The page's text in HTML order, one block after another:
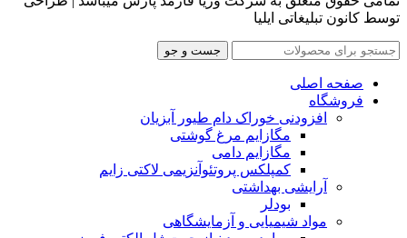
توسط کانون تبلیغاتی ایلیا
جست و جو
صفحه اصلی
فروشگاه
افزودنی خوراک دام طیور آبزیان
مگازایم مرغ گوشتی
مگازایم دامی
کمپلکس پروتئوآنزیمی لاکتی زایم
آرایشی بهداشتی
بودلر
مواد شیمیایی و آزمایشگاهی